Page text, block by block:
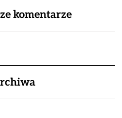
komentarze